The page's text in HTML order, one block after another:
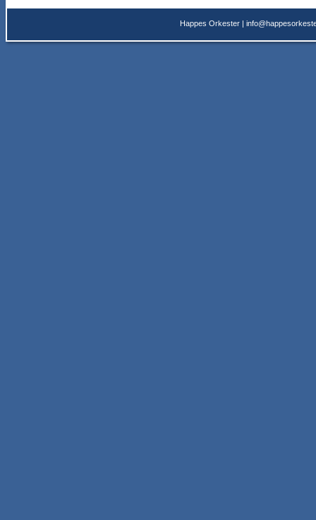
Happes Orkester |